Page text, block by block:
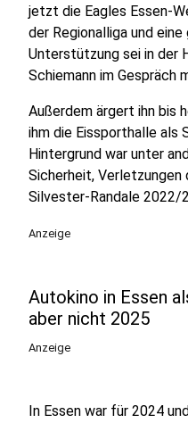
jetzt die Eagles Essen-
der Regionalliga und
Unterstützung sei in der
Schiemann im Gespräch
Außerdem ärgert ihn bis
ihm die Eissporthalle als
Hintergrund war unter
Sicherheit, Verletzungen
Silvester-Randale 2022/
Anzeige
Autokino in Essen
aber nicht 2025
Anzeige
In Essen war für 2024